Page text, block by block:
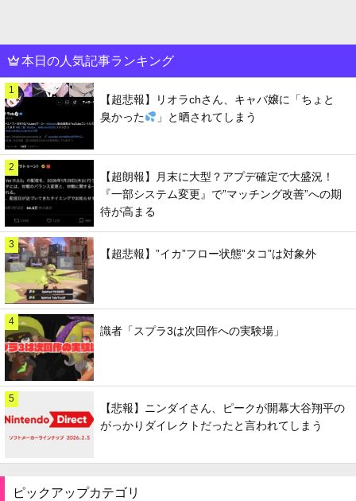
本日の人気記事ランキング
1
【超悲報】リオラchさん、キャバ嬢に「ちょと
臭かった
」と晒されてしまう
2
【超朗報】月末に大型？アプデ確定で大盛況！
『一部システム変更』で”マッチング改善”への期
待が高まる
3
【超悲報】”イカ”フロー状態”タコ”は対象外
4
識者「スプラ3は次回作への実験場」
5
【悲報】ニンダイさん、ピークが開幕大谷翔平の
がっかりダイレクトだったと言われてしまう
ピックアップカテゴリ